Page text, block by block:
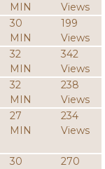
MIN
Views
30
MIN
199
Views
32
MIN
342
Views
32
MIN
238
Views
27
MIN
234
Views
30
270